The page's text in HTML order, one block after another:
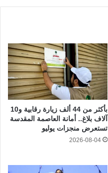
be
ام
بأكثر من 44 ألف زيارة رقابية و10
آلاف بلاغ.. أمانة العاصمة المقدسة
تستعرض منجزات يوليو
2026-08-04